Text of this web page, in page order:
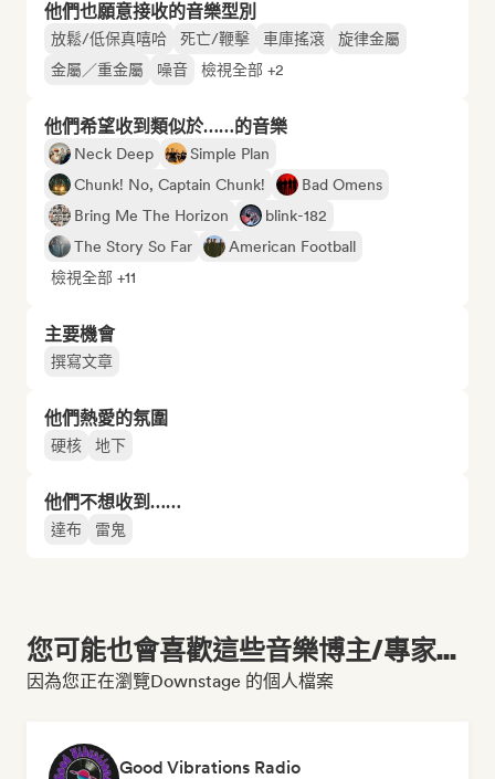
他們也願意接收的音樂型別
放鬆/低保真嘻哈 死亡/鞭擊 車庫搖滾
旋律金屬
金屬／重金屬
噪音 檢視全部 +2
他們希望收到類似於……的音樂
Neck Deep
Simple Plan
Chunk! No, Captain Chunk!
Bad Omens
Bring Me The Horizon
blink-182
The Story So Far
American Football
檢視全部 +11
主要機會
撰寫文章
他們熱愛的氛圍
硬核 地下
他們不想收到……
達布 雷鬼
您可能也會喜歡這些音樂博主/專家...
因為您正在瀏覽Downstage 的個人檔案
Good Vibrations Radio